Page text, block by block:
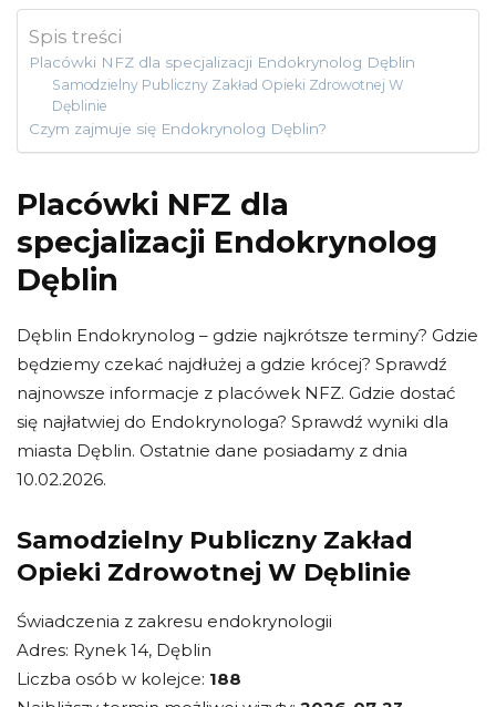
Spis treści
Placówki NFZ dla specjalizacji Endokrynolog Dęblin
Samodzielny Publiczny Zakład Opieki Zdrowotnej W
Dęblinie
Czym zajmuje się Endokrynolog Dęblin?
Placówki NFZ dla
specjalizacji Endokrynolog
Dęblin
Dęblin Endokrynolog – gdzie najkrótsze terminy? Gdzie
będziemy czekać najdłużej a gdzie krócej? Sprawdź
najnowsze informacje z placówek NFZ. Gdzie dostać
się najłatwiej do Endokrynologa? Sprawdź wyniki dla
miasta Dęblin. Ostatnie dane posiadamy z dnia
10.02.2026.
Samodzielny Publiczny Zakład
Opieki Zdrowotnej W Dęblinie
Świadczenia z zakresu endokrynologii
Adres: Rynek 14, Dęblin
Liczba osób w kolejce: 188